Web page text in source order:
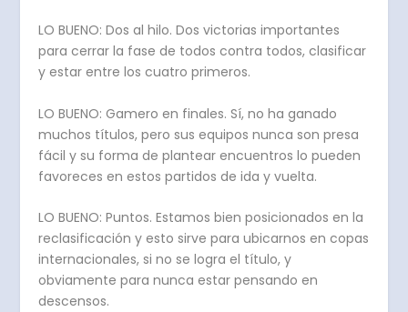
LO BUENO: Dos al hilo. Dos victorias importantes
para cerrar la fase de todos contra todos, clasificar
y estar entre los cuatro primeros.
LO BUENO: Gamero en finales. Sí, no ha ganado
muchos títulos, pero sus equipos nunca son presa
fácil y su forma de plantear encuentros lo pueden
favoreces en estos partidos de ida y vuelta.
LO BUENO: Puntos. Estamos bien posicionados en la
reclasificación y esto sirve para ubicarnos en copas
internacionales, si no se logra el título, y
obviamente para nunca estar pensando en
descensos.